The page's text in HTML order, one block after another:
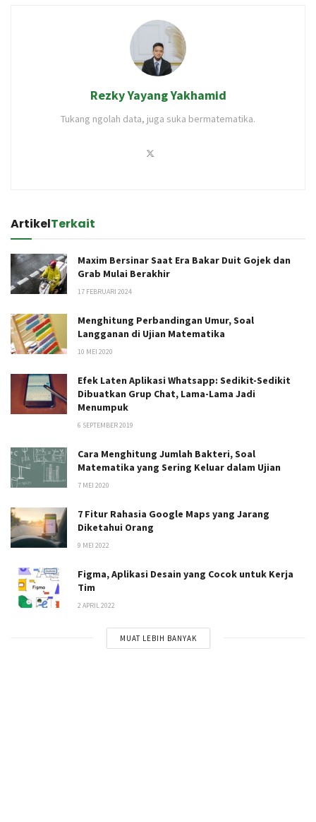
Rezky Yayang Yakhamid
Tukang ngolah data, juga suka bermatematika.
ArtikelTerkait
Maxim Bersinar Saat Era Bakar Duit Gojek dan
Grab Mulai Berakhir
17 FEBRUARI 2024
Menghitung Perbandingan Umur, Soal
Langganan di Ujian Matematika
10 MEI 2020
Efek Laten Aplikasi Whatsapp: Sedikit-Sedikit
Dibuatkan Grup Chat, Lama-Lama Jadi
Menumpuk
6 SEPTEMBER 2019
Cara Menghitung Jumlah Bakteri, Soal
Matematika yang Sering Keluar dalam Ujian
7 MEI 2020
7 Fitur Rahasia Google Maps yang Jarang
Diketahui Orang
9 MEI 2022
Figma, Aplikasi Desain yang Cocok untuk Kerja
Tim
2 APRIL 2022
MUAT LEBIH BANYAK